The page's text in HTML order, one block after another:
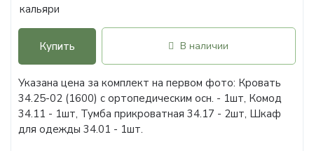
Купить В наличии
Указана цена за комплект на первом фото: Кровать
34.25-02 (1600) с ортопедическим осн. - 1шт, Комод
34.11 - 1шт, Тумба прикроватная 34.17 - 2шт, Шкаф
для одежды 34.01 - 1шт.